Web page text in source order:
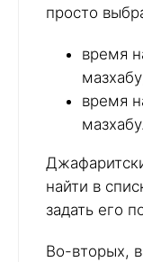
просто
время
время
мазхабу.
найти в
задать его
Во-вторых,